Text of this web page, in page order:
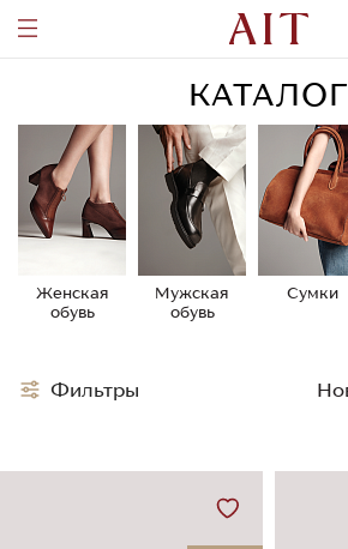
КАТАЛОГ
Женская
обувь
Мужская
обувь
Сумки
Фильтры